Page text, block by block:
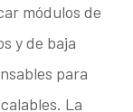
módulos de
y de baja
para
La